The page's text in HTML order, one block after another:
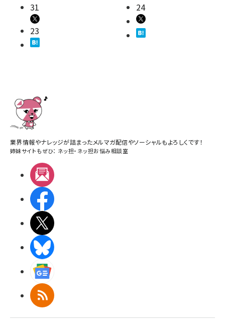
31
23
24
業界情報やナレッジが詰まったメルマガ配信やソーシャルもよろしくです！
姉妹サイトもぜひ： ネッ担・ ネッ担お悩み相談室
RSS